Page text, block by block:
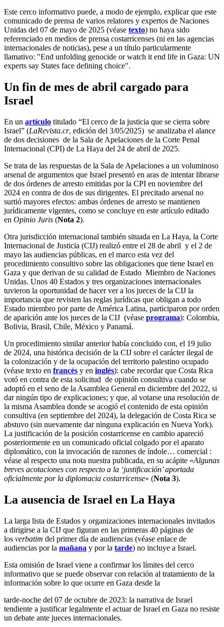
Este cerco informativo puede, a modo de ejemplo, explicar que este
comunicado de prensa de varios relatores y expertos de Naciones
Unidas del 07 de mayo de 2025 (véase texto) no haya sido
referenciado en medios de prensa costarricenses (ni en las agencias
internacionales de noticias), pese a un título particularmente
llamativo: "End unfolding genocide or watch it end life in Gaza: UN
experts say States face defining choice".
Un fin de mes de abril cargado para
Israel
En un artículo titulado “El cerco de la justicia que se cierra sobre
Israel” (LaRevista.cr, edición del 3/05/2025) se analizaba el alance
de dos decisiones de la Sala de Apelaciones de la Corte Penal
Internacional (CPI) de La Haya del 24 de abril de 2025.
Se trata de las respuestas de la Sala de Apelaciones a un voluminoso
arsenal de argumentos que Israel presentó en aras de intentar librarse
de dos órdenes de arresto emitidas por la CPI en noviembre del
2024 en contra de dos de sus dirigentes. El precitado arsenal no
surtió mayores efectos: ambas órdenes de arresto se mantienen
jurídicamente vigentes, como se concluye en este artículo editado
en Opinio Juris (Nota 2).
Otra jurisdicción internacional también situada en La Haya, la Corte
Internacional de Justicia (CIJ) realizó entre el 28 de abril y el 2 de
mayo las audiencias públicas, en el marco esta vez del
procedimiento consultivo sobre las obligaciones que tiene Israel en
Gaza y que derivan de su calidad de Estado Miembro de Naciones
Unidas. Unos 40 Estados y tres organizaciones internacionales
tuvieron la oportunidad de hacer ver a los jueces de la CIJ la
importancia que revisten las reglas jurídicas que obligan a todo
Estado miembro por parte de América Latina, participaron por orden
de aparición ante los jueces de la CIJ (véase programa): Colombia,
Bolivia, Brasil, Chile, México y Panamá.
Un procedimiento similar anterior había concluido con, el 19 julio
de 2024, una histórica decisión de la CIJ sobre el carácter ilegal de
la colonización y de la ocupación del territorio palestino ocupado
(véase texto en francés y en inglés): cabe recordar que Costa Rica
votó en contra de esta solicitud de opinión consultiva cuando se
adoptó en el seno de la Asamblea General en diciembre del 2022, si
dar ningún tipo de explicaciones; y que, al votarse una resolución de
la misma Asamblea donde se acogió el contenido de esta opinión
consultiva (en septiembre del 2024), la delegación de Costa Rica se
abstuvo (sin nuevamente dar ninguna explicación en Nueva York).
La justificación de la posición costarricense en cambio apareció
posteriormente en un comunicado oficial colgado por el aparato
diplomático, con la invocación de razones de índole… comercial :
véase al respecto una nota nuestra publicada, en su acápite «Algunas
breves acotaciones con respecto a la ‘justificación’ aportada
oficialmente por la diplomacia costarricense» (Nota 3).
La ausencia de Israel en La Haya
La larga lista de Estados y organizaciones internacionales invitados
a dirigirse a la CIJ que figuran en las primeras 40 páginas de
los verbatim del primer día de audiencias (véase enlace de
audiencias por la mañana y por la tarde) no incluye a Israel.
Esta omisión de Israel viene a confirmar los límites del cerco
informativo que se puede observar con relación al tratamiento de la
información sobre lo que ocurre en Gaza desde la
tarde-noche del 07 de octubre de 2023: la narrativa de Israel
tendiente a justificar legalmente el actuar de Israel en Gaza no resiste
un debate ante jueces internacionales.